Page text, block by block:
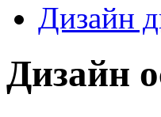
Дизайн
Дизайн